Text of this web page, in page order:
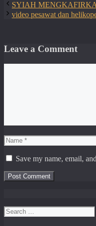
SYIAH
video pesawat dan
Leave a Comment
Name
Save my name, email,
Search
for: